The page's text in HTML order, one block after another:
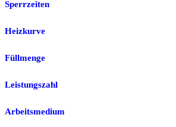
Sperrzeiten
Heizkurve
Füllmenge
Leistungszahl
Arbeitsmedium